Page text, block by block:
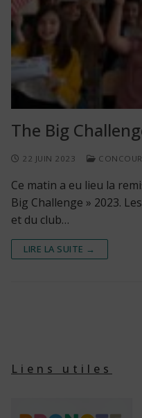
The Big
22 JUIN 2023
Ce matin a eu lieu la
Big Challenge » 2023.
et du club…
LIRE LA SUITE →
Liens utiles